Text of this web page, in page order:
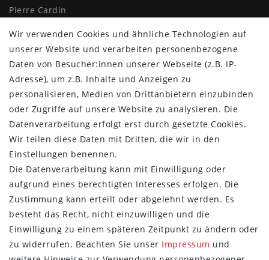
Pierre Cardin
Doppler
Resckodd
Dernier
Esprit
Wir verwenden Cookies und ähnliche Technologien auf
unserer Website und verarbeiten personenbezogene
Daten von Besucher:innen unserer Webseite (z.B. IP-
Adresse), um z.B. Inhalte und Anzeigen zu
personalisieren, Medien von Drittanbietern einzubinden
oder Zugriffe auf unsere Website zu analysieren. Die
Datenverarbeitung erfolgt erst durch gesetzte Cookies.
Wir teilen diese Daten mit Dritten, die wir in den
Einstellungen benennen.
Die Datenverarbeitung kann mit Einwilligung oder
aufgrund eines berechtigten Interesses erfolgen. Die
Zustimmung kann erteilt oder abgelehnt werden. Es
besteht das Recht, nicht einzuwilligen und die
Einwilligung zu einem späteren Zeitpunkt zu ändern oder
zu widerrufen. Beachten Sie unser Impressum und